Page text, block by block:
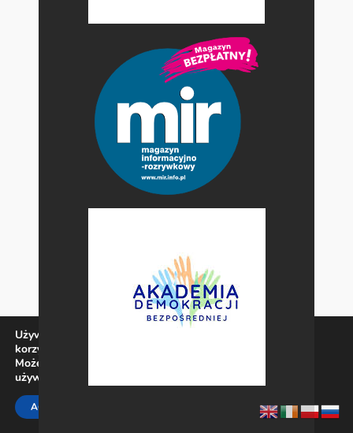
Używamy ciasteczek, aby zapewnić najlepszą jakość
korzystania z naszej witryny.
Możesz dowiedzieć się więcej o tym, jakich ciasteczek
używamy, lub wyłączyć je w
ACCEPT Zamknij panel